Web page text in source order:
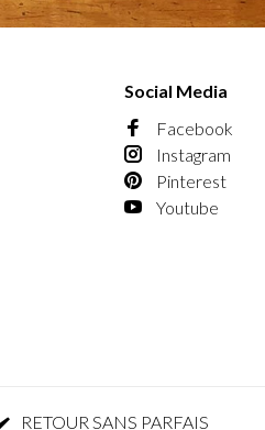
Social Media
Facebook
Instagram
Pinterest
Youtube
RETOUR SANS PARFAIS